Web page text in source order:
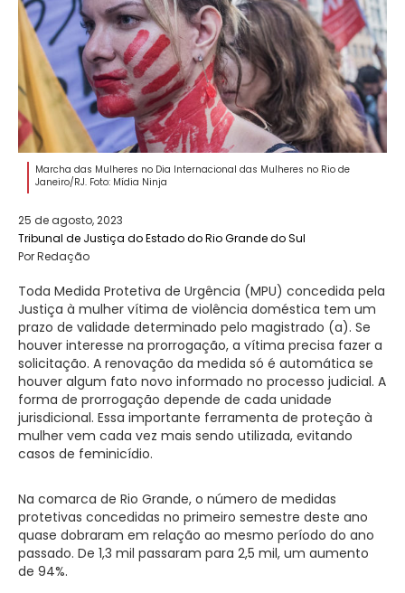
Marcha das Mulheres no Dia Internacional das Mulheres no Rio de
Janeiro/RJ. Foto: Mídia Ninja
25 de agosto, 2023
Tribunal de Justiça do Estado do Rio Grande do Sul
Por Redação
Toda Medida Protetiva de Urgência (MPU) concedida pela
Justiça à mulher vítima de violência doméstica tem um
prazo de validade determinado pelo magistrado (a). Se
houver interesse na prorrogação, a vítima precisa fazer a
solicitação. A renovação da medida só é automática se
houver algum fato novo informado no processo judicial. A
forma de prorrogação depende de cada unidade
jurisdicional. Essa importante ferramenta de proteção à
mulher vem cada vez mais sendo utilizada, evitando
casos de feminicídio.
Na comarca de Rio Grande, o número de medidas
protetivas concedidas no primeiro semestre deste ano
quase dobraram em relação ao mesmo período do ano
passado. De 1,3 mil passaram para 2,5 mil, um aumento
de 94%.